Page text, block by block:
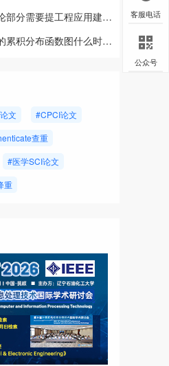
分需要提工程应用建议吗
积分布函数图什么时候用
文
#CPCI论文
查重
#医学SCI论文
重
客服电话
公众号